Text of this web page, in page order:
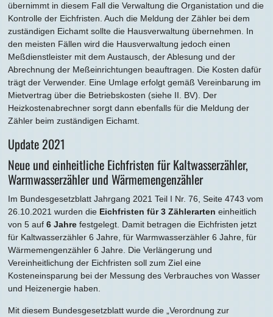
übernimmt in diesem Fall die Verwaltung die Organistation und die
Kontrolle der Eichfristen. Auch die Meldung der Zähler bei dem
zuständigen Eichamt sollte die Hausverwaltung übernehmen. In
den meisten Fällen wird die Hausverwaltung jedoch einen
Meßdienstleister mit dem Austausch, der Ablesung und der
Abrechnung der Meßeinrichtungen beauftragen. Die Kosten dafür
trägt der Verwender. Eine Umlage erfolgt gemäß Vereinbarung im
Mietvertrag über die Betriebskosten (siehe II. BV). Der
Heizkostenabrechner sorgt dann ebenfalls für die Meldung der
Zähler beim zuständigen Eichamt.
Update 2021
Neue und einheitliche Eichfristen für Kaltwasserzähler,
Warmwasserzähler und Wärmemengenzähler
Im Bundesgesetzblatt Jahrgang 2021 Teil I Nr. 76, Seite 4743 vom
26.10.2021 wurden die Eichfristen für 3 Zählerarten einheitlich
von 5 auf6 Jahre festgelegt. Damit betragen die Eichfristen jetzt
für Kaltwasserzähler 6 Jahre, für Warmwasserzähler 6 Jahre, für
Wärmemengenzähler 6 Jahre. Die Verlängerung und
Vereinheitlichung der Eichfristen soll zum Ziel eine
Kosteneinsparung bei der Messung des Verbrauches von Wasser
und Heizenergie haben.
Mit diesem Bundesgesetzblatt wurde die „Verordnung zur